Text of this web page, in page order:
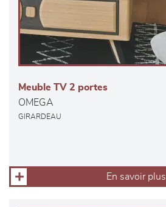
Meuble TV 2 portes
OMEGA
GIRARDEAU
En savoir plus